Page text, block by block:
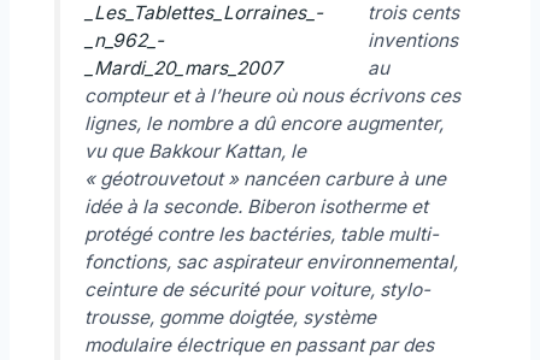
trois cents
inventions
au
compteur et à l’heure où nous écrivons ces
lignes, le nombre a dû encore augmenter,
vu que Bakkour Kattan, le
« géotrouvetout » nancéen carbure à une
idée à la seconde. Biberon isotherme et
protégé contre les bactéries, table multi-
fonctions, sac aspirateur environnemental,
ceinture de sécurité pour voiture, stylo-
trousse, gomme doigtée, système
modulaire électrique en passant par des